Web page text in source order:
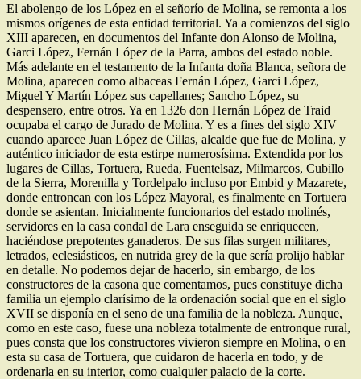
El abolengo de los López en el señorío de Molina, se remonta a los
mismos orígenes de esta entidad territorial. Ya a comienzos del siglo
XIII aparecen, en documentos del Infante don Alonso de Molina,
Garci López, Fernán López de la Parra, ambos del estado noble.
Más adelante en el testamento de la Infanta doña Blanca, señora de
Molina, aparecen como albaceas Fernán López, Garci López,
Miguel Y Martín López sus capellanes; Sancho López, su
despensero, entre otros. Ya en 1326 don Hernán López de Traid
ocupaba el cargo de Jurado de Molina. Y es a fines del siglo XIV
cuando aparece Juan López de Cillas, alcalde que fue de Molina, y
auténtico iniciador de esta estirpe numerosísima. Extendida por los
lugares de Cillas, Tortuera, Rueda, Fuentelsaz, Milmarcos, Cubillo
de la Sierra, Morenilla y Tordelpalo incluso por Embid y Mazarete,
donde entroncan con los López Mayoral, es finalmente en Tortuera
donde se asientan. Inicialmente funcionarios del estado molinés,
servidores en la casa condal de Lara enseguida se enriquecen,
haciéndose prepotentes ganaderos. De sus filas surgen militares,
letrados, eclesiásticos, en nutrida grey de la que sería prolijo hablar
en detalle. No podemos dejar de hacerlo, sin embargo, de los
constructores de la casona que comentamos, pues constituye dicha
familia un ejemplo clarísimo de la ordenación social que en el siglo
XVII se disponía en el seno de una familia de la nobleza. Aunque,
como en este caso, fuese una nobleza totalmente de entronque rural,
pues consta que los constructores vivieron siempre en Molina, o en
esta su casa de Tortuera, que cuidaron de hacerla en todo, y de
ordenarla en su interior, como cualquier palacio de la corte.